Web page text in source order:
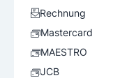
Rechnung
Mastercard
MAESTRO
JCB